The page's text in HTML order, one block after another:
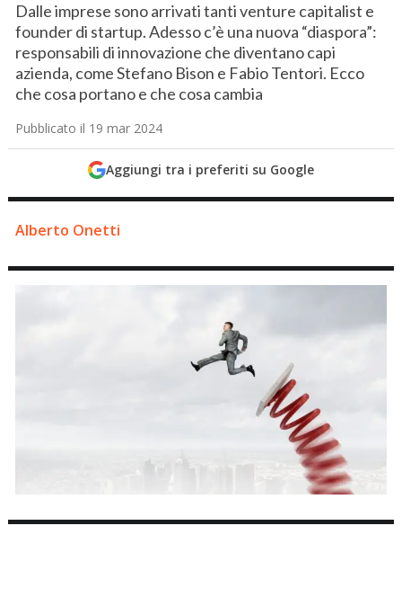
Dalle imprese sono arrivati tanti venture capitalist e
founder di startup. Adesso c’è una nuova “diaspora”:
responsabili di innovazione che diventano capi
azienda, come Stefano Bison e Fabio Tentori. Ecco
che cosa portano e che cosa cambia
Pubblicato il 19 mar 2024
Aggiungi tra i preferiti su Google
Alberto Onetti